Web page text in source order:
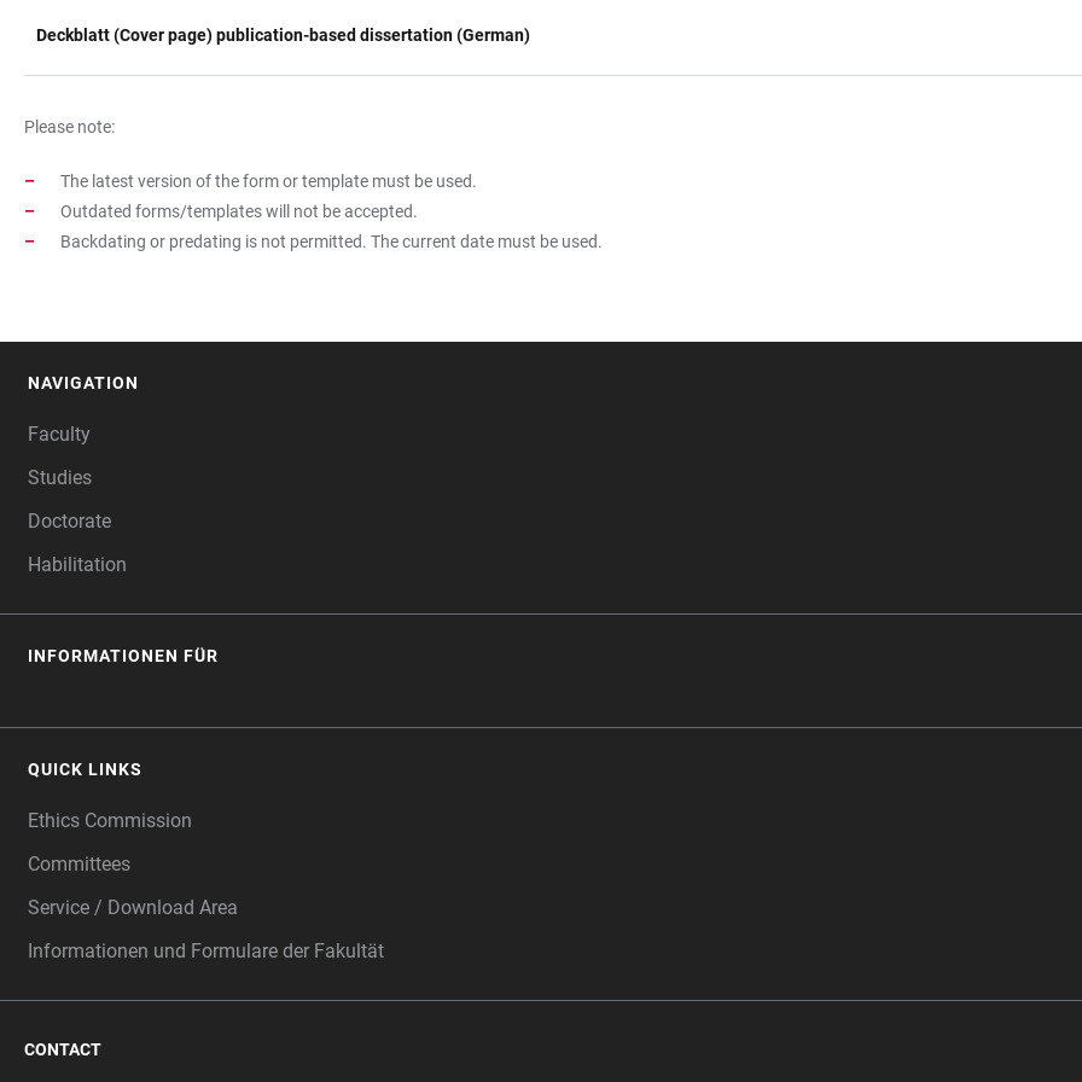
Deckblatt (Cover page) publication-based dissertation (German)
Please note:
The latest version of the form or template must be used.
Outdated forms/templates will not be accepted.
Backdating or predating is not permitted. The current date must be used.
NAVIGATION
Faculty
Studies
Doctorate
Habilitation
INFORMATIONEN FÜR
QUICK LINKS
Ethics Commission
Committees
Service / Download Area
Informationen und Formulare der Fakultät
CONTACT